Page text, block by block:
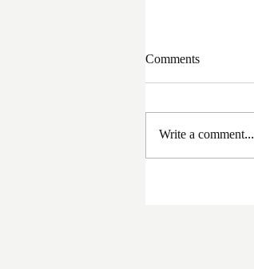
Comments
Write a comment...